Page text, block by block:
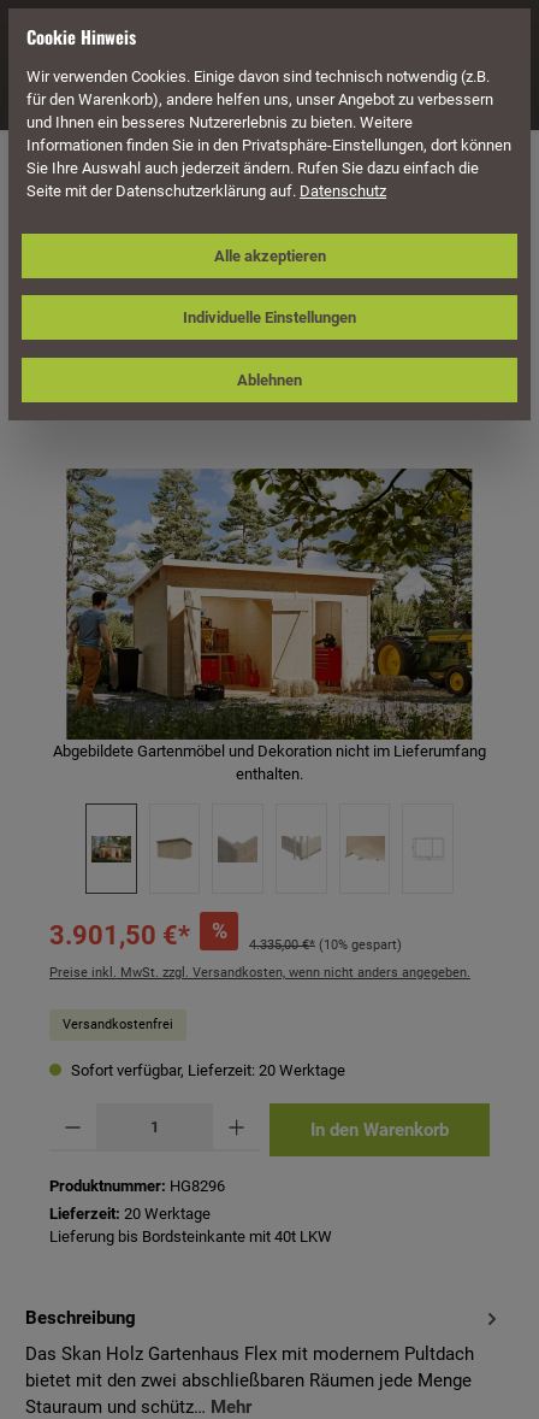
Navigation
Gartenausstattung Holzlagerung Kaminholzlager
Skan Holz Gartenhaus Flex, 450 x 300
cm, Nadelholz unbehandelt
Bildergalerie überspringen
Abgebildete Gartenmöbel und Dekoration nicht im Lieferumfang
enthalten.
3.901,50 €* %
4.335,00 €* (10% gespart)
Preise inkl. MwSt. zzgl. Versandkosten, wenn nicht anders angegeben.
Versandkostenfrei
Sofort verfügbar, Lieferzeit: 20 Werktage
In den Warenkorb
Produktnummer: HG8296
Lieferzeit: 20 Werktage
Lieferung bis Bordsteinkante mit 40t LKW
Beschreibung
Das Skan Holz Gartenhaus Flex mit modernem Pultdach
bietet mit den zwei abschließbaren Räumen jede Menge
Stauraum und schütz… Mehr
Cookie Hinweis
Wir verwenden Cookies. Einige davon sind technisch notwendig (z.B.
für den Warenkorb), andere helfen uns, unser Angebot zu verbessern
und Ihnen ein besseres Nutzererlebnis zu bieten. Weitere
Informationen finden Sie in den Privatsphäre-Einstellungen, dort können
Sie Ihre Auswahl auch jederzeit ändern. Rufen Sie dazu einfach die
Seite mit der Datenschutzerklärung auf. Datenschutz
Individuelle Einstellungen
Ablehnen
Alle akzeptieren